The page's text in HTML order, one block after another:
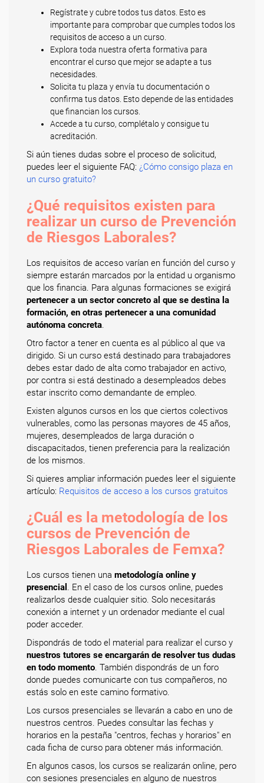
Regístrate y cubre todos tus datos. Esto es
importante para comprobar que cumples todos los
requisitos de acceso a un curso.
Explora toda nuestra oferta formativa para
encontrar el curso que mejor se adapte a tus
necesidades.
Solicita tu plaza y envía tu documentación o
confirma tus datos. Esto depende de las entidades
que financian los cursos.
Accede a tu curso, complétalo y consigue tu
acreditación.
Si aún tienes dudas sobre el proceso de solicitud,
puedes leer el siguiente FAQ: ¿Cómo consigo plaza en
un curso gratuito?
¿Qué requisitos existen para
realizar un curso de Prevención
de Riesgos Laborales?
Los requisitos de acceso varían en función del curso y
siempre estarán marcados por la entidad u organismo
que los financia. Para algunas formaciones se exigirá
pertenecer a un sector concreto al que se destina la
formación, en otras pertenecer a una comunidad
autónoma concreta.
Otro factor a tener en cuenta es al público al que va
dirigido. Si un curso está destinado para trabajadores
debes estar dado de alta como trabajador en activo,
por contra si está destinado a desempleados debes
estar inscrito como demandante de empleo.
Existen algunos cursos en los que ciertos colectivos
vulnerables, como las personas mayores de 45 años,
mujeres, desempleados de larga duración o
discapacitados, tienen preferencia para la realización
de los mismos.
Si quieres ampliar información puedes leer el siguiente
artículo: Requisitos de acceso a los cursos gratuitos
¿Cuál es la metodología de los
cursos de Prevención de
Riesgos Laborales de Femxa?
Los cursos tienen una metodología online y
presencial . En el caso de los cursos online, puedes
realizarlos desde cualquier sitio. Solo necesitarás
conexión a internet y un ordenador mediante el cual
poder acceder.
Dispondrás de todo el material para realizar el curso y
nuestros tutores se encargarán de resolver tus dudas
en todo momento. También dispondrás de un foro
donde puedes comunicarte con tus compañeros, no
estás solo en este camino formativo.
Los cursos presenciales se llevarán a cabo en uno de
nuestros centros. Puedes consultar las fechas y
horarios en la pestaña "centros, fechas y horarios" en
cada ficha de curso para obtener más información.
En algunos casos, los cursos se realizarán online, pero
con sesiones presenciales en alguno de nuestros